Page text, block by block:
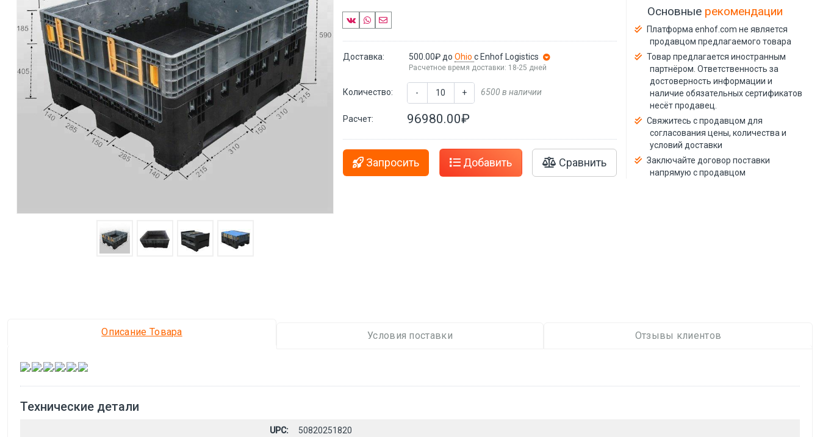
Доставка: 500.00₽ доOhioс Enhof Logistics
Расчетное время доставки: 18-25 дней
Количество: - + 6500 в наличии
Расчет: 96980.00₽
Запросить Добавить Сравнить
Основные рекомендации
Платформа enhof.com не является
продавцом предлагаемого товара
Товар предлагается иностранным
партнёром. Ответственность за
достоверность информации и
наличие обязательных сертификатов
несёт продавец.
Свяжитесь с продавцом для
согласования цены, количества и
условий доставки
Заключайте договор поставки
напрямую с продавцом
Описание Товара Условия поставки Отзывы клиентов
, , , , ,
Технические детали
UPC: 50820251820